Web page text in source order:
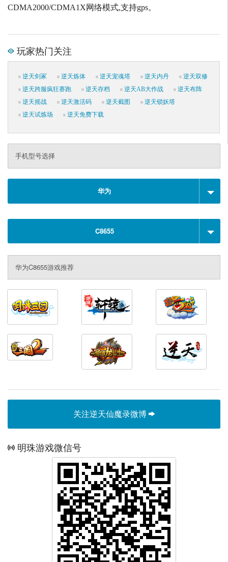
CDMA2000/CDMA1X网络模式,支持gps。
玩家热门关注
逆天剑冢 逆天炼体 逆天宠魂塔 逆天内丹
逆天双修
逆天跨服疯狂赛跑
逆天存档 逆天AB大作战
逆天布阵
逆天摇战
逆天激活码 逆天截图
逆天锁妖塔
逆天试炼场
逆天免费下载
手机型号选择
华为
C8655
华为C8655游戏推荐
关注逆天仙魔录微博
明珠游戏微信号